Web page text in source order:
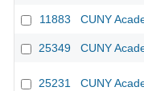
11883 CUNY
25349 CUNY
25231 CUNY